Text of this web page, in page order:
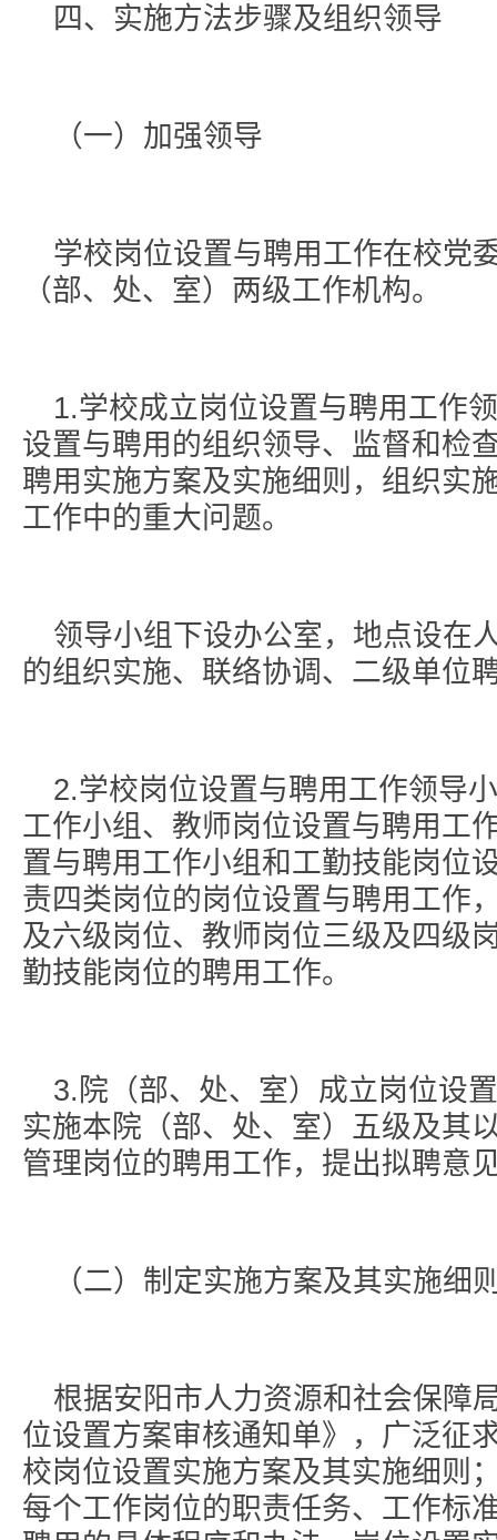
四、实施方法步骤及组织领导
（一）加强领导
学校岗位设置与聘用工作在校党
（部、处、室）两级工作机构。
1.学校成立岗位设置与聘用工作
设置与聘用的组织领导、监督和检
聘用实施方案及实施细则，组织实
工作中的重大问题。
领导小组下设办公室，地点设在
的组织实施、联络协调、二级单位
2.学校岗位设置与聘用工作领导
工作小组、教师岗位设置与聘用工
置与聘用工作小组和工勤技能岗位
责四类岗位的岗位设置与聘用工作
及六级岗位、教师岗位三级及四级
勤技能岗位的聘用工作。
3.院（部、处、室）成立岗位设
实施本院（部、处、室）五级及其
管理岗位的聘用工作，提出拟聘意
（二）制定实施方案及其实施细
根据安阳市人力资源和社会保障
位设置方案审核通知单》，广泛征
校岗位设置实施方案及其实施细则
每个工作岗位的职责任务、工作标